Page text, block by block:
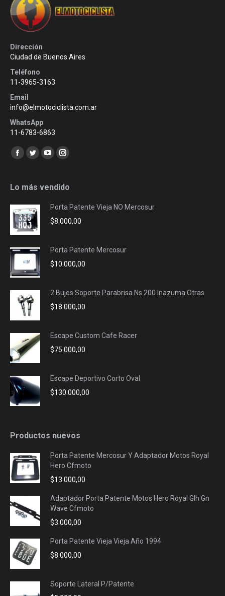
Dirección
Ciudad de Buenos Aires
Teléfono
11-3965-3163
Email
info@elmotociclista.com.ar
WhatsApp
11-6783-6863
Encuéntranos en:
Facebook
opens
new
window
Twitter
opens
new
window
YouTube
opens
new
window
Instagram
opens
new
window
Lo más vendido
Porta Patente Vieja NO Mercosur
$8.000,00
Porta Patente Mercosur
$10.000,00
2 Bujes Soporte Parabrisa Ns 200 Inazuma Otras
$18.000,00
Escape Custom Cafe Racer
$75.000,00
Escape Deportivo Corto Oval
$130.000,00
Productos nuevos
Porta Patente Mercosur Y Adaptador Motos Royal
Hero Cfmoto
$13.000,00
Adaptador Porta Patente Motos Hero Royal Glh Gn
Wave Cfmoto
$3.000,00
Porta Patente Vieja Vieja Año 1994
$8.000,00
Soporte Lateral P/Patente